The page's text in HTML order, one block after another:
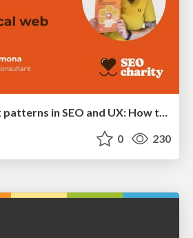
SEOcharity - Dark patterns in SEO and UX: How to avoid them and build a more ethical web
0 230